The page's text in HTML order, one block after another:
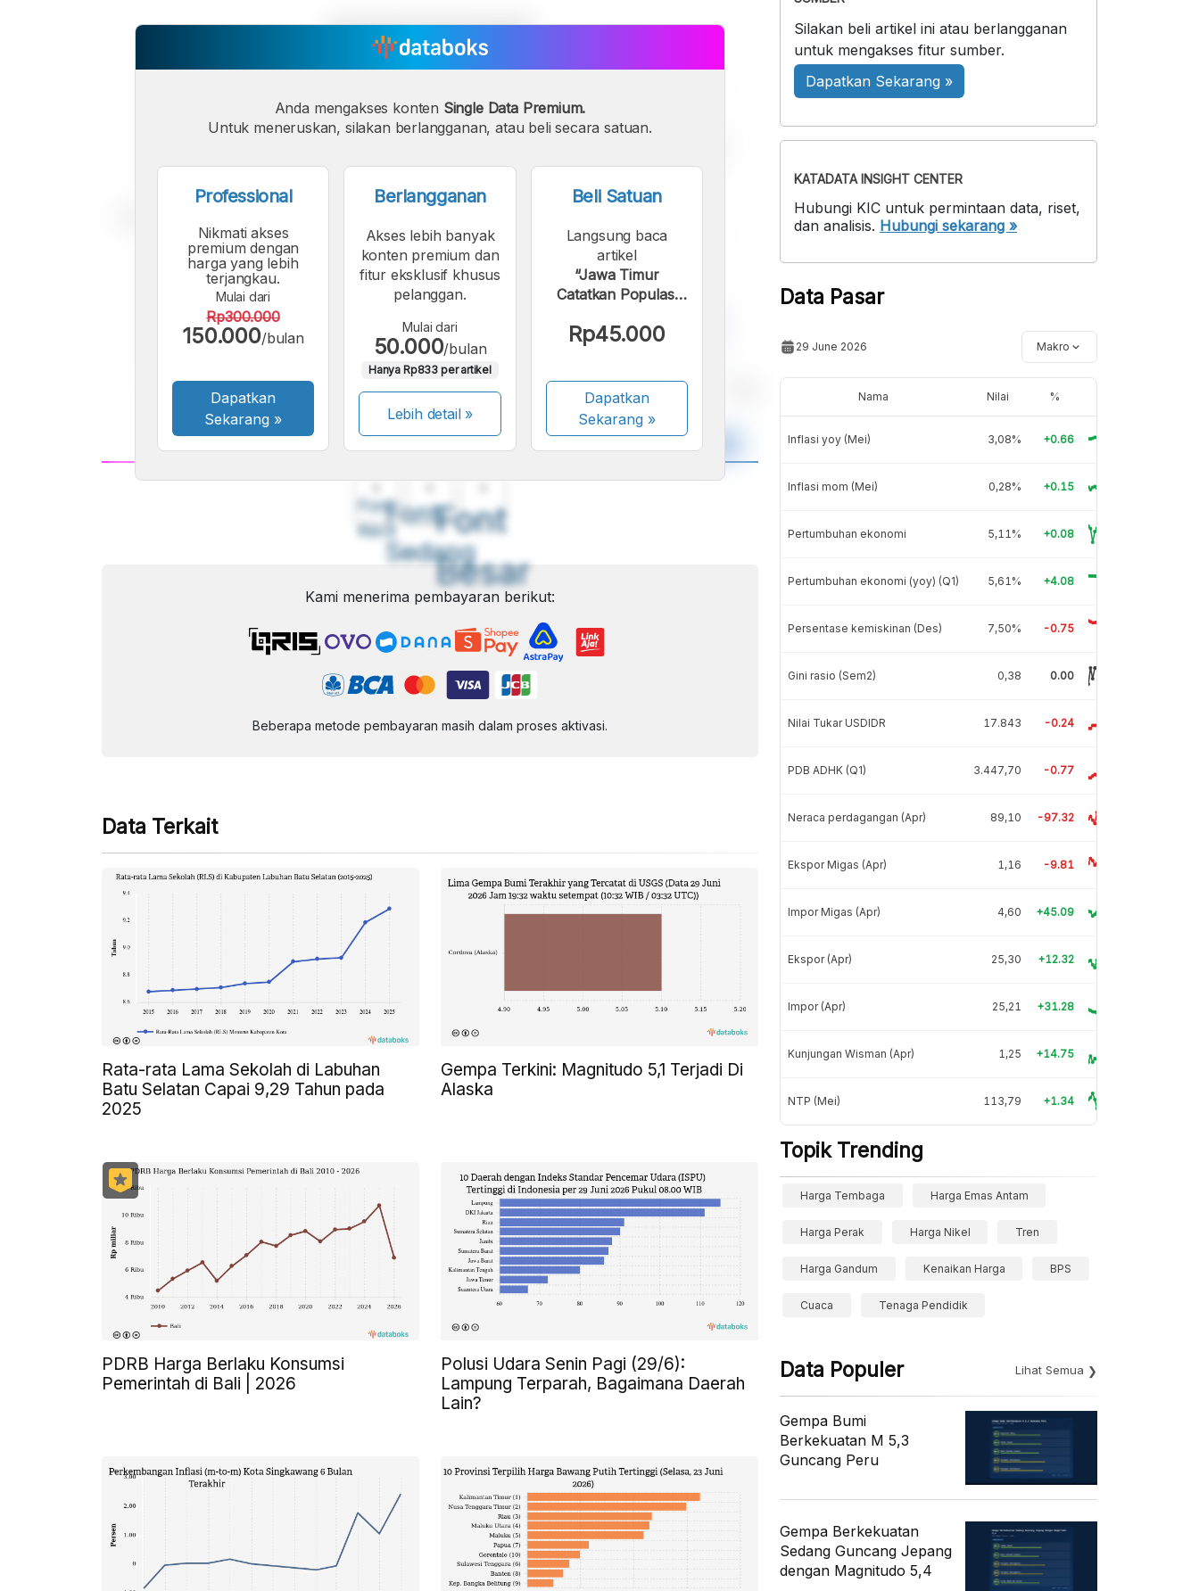
Font
Kecil
Font
Sedang
Font
Besar
Anda mengakses konten Single Data Premium.
Untuk meneruskan, silakan berlangganan, atau beli secara satuan.
Professional
Nikmati akses
premium dengan
harga yang lebih
terjangkau.
Mulai dari
Rp300.000
150.000/bulan
Dapatkan
Sekarang »
Berlangganan
Akses lebih banyak
konten premium dan
fitur eksklusif khusus
pelanggan.
Mulai dari
50.000/bulan
Hanya Rp833 per artikel
Lebih detail »
Beli Satuan
Langsung baca
artikel
“Jawa Timur
Catatkan Populasi
yang Bisa Dipotong
Rp45.000
Dapatkan
Sekarang»
Kami menerima pembayaran berikut:
Beberapa metode pembayaran masih dalam proses aktivasi.
Data Terkait
Rata-rata Lama Sekolah di Labuhan
Batu Selatan Capai 9,29 Tahun pada
2025
Gempa Terkini: Magnitudo 5,1 Terjadi Di
Alaska
PDRB Harga Berlaku Konsumsi
Pemerintah di Bali | 2026
Polusi Udara Senin Pagi (29/6):
Lampung Terparah, Bagaimana Daerah
Lain?
Silakan beli artikel ini atau berlangganan
untuk mengakses fitur sumber.
Dapatkan Sekarang »
KATADATA INSIGHT CENTER
Hubungi KIC untuk permintaan data, riset,
dan analisis. Hubungi sekarang »
Data Pasar
29 June 2026 Makro
Nama Nilai %
Inflasi yoy (Mei) 3,08% +0.66
Inflasi mom (Mei) 0,28% +0.15
Pertumbuhan ekonomi 5,11% +0.08
Pertumbuhan ekonomi (yoy) (Q1) 5,61% +4.08
Persentase kemiskinan (Des) 7,50% -0.75
Gini rasio (Sem2) 0,38 0.00
Nilai Tukar USDIDR 17.843 -0.24
PDB ADHK (Q1) 3.447,70 -0.77
Neraca perdagangan (Apr) 89,10 -97.32
Ekspor Migas (Apr) 1,16 -9.81
Impor Migas (Apr) 4,60 +45.09
Ekspor (Apr) 25,30 +12.32
Impor (Apr) 25,21 +31.28
Kunjungan Wisman (Apr) 1,25 +14.75
NTP (Mei) 113,79 +1.34
Topik Trending
Harga Tembaga Harga Emas Antam
Harga Perak Harga Nikel Tren
Harga Gandum Kenaikan Harga BPS
Cuaca Tenaga Pendidik
Data Populer Lihat Semua
Gempa Bumi
Berkekuatan M 5,3
Guncang Peru
Gempa Berkekuatan
Sedang Guncang Jepang
dengan Magnitudo 5,4